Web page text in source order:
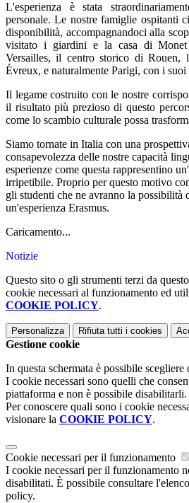
L'esperienza è stata
personale. Le nostre famiglie ospitanti
disponibilità, accompagnandoci alla
visitato i giardini e la casa di
Versailles, il centro storico di Rouen,
Évreux, e naturalmente Parigi, con i
Il legame costruito con le nostre
il risultato più prezioso di questo
come lo scambio culturale possa
Siamo tornate in Italia con una
consapevolezza delle nostre capacità
esperienze come questa rappresentino
irripetibile. Proprio per questo motivo
gli studenti che ne avranno la possibilità
un'esperienza Erasmus.
Caricamento...
Notizie
Questo sito o gli strumenti terzi da
cookie necessari al funzionamento ed
COOKIE POLICY.
Personalizza Rifiuta tutti i cookies
Gestione cookie
In questa schermata è possibile
I cookie necessari sono quelli che
piattaforma e non è possibile disabilitarli.
Per conoscere quali sono i cookie
visionare la COOKIE POLICY.
Cookie necessari per il funzionamento
I cookie necessari per il funzionamento
disabilitati. È possibile consultare
policy.